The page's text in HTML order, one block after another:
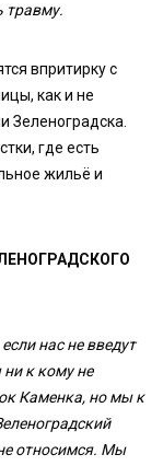
травму.
впритирку с
как и не
Зеленоградска.
где есть
жильё и
нас не введут
к кому не
Каменка, но мы к
относимся. Мы